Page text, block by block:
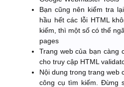
Bạn cũng nên kiểm tra
hầu hết các lỗi HTML
kiếm, thì một số có thể
pages
Trang web của bạn càng
cho truy cập HTML
Nội dung trong trang web
công cụ tìm kiếm. Đừng